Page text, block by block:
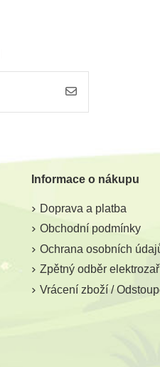
Informace o nákupu
Doprava a platba
Obchodní podmínky
Ochrana osobních
Zpětný odběr
Vrácení zboží /